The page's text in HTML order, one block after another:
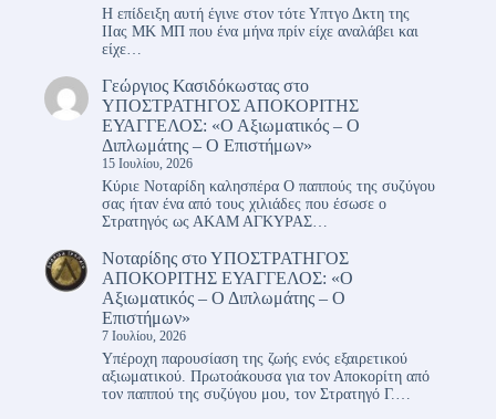
Η επίδειξη αυτή έγινε στον τότε Υπτγο Δκτη της
ΙΙας ΜΚ ΜΠ που ένα μήνα πρίν είχε αναλάβει και
είχε…
Γεώργιος Κασιδόκωστας στο
ΥΠΟΣΤΡΑΤΗΓΟΣ ΑΠΟΚΟΡΙΤΗΣ
ΕΥΑΓΓΕΛΟΣ: «Ο Αξιωματικός – Ο
Διπλωμάτης – Ο Επιστήμων»
15 Ιουλίου, 2026
Κύριε Νοταρίδη καλησπέρα Ο παππούς της συζύγου
σας ήταν ένα από τους χιλιάδες που έσωσε ο
Στρατηγός ως ΑΚΑΜ ΑΓΚΥΡΑΣ…
Νοταρίδης στοΥΠΟΣΤΡΑΤΗΓΟΣ
ΑΠΟΚΟΡΙΤΗΣ ΕΥΑΓΓΕΛΟΣ: «Ο
Αξιωματικός – Ο Διπλωμάτης – Ο
Επιστήμων»
7 Ιουλίου, 2026
Υπέροχη παρουσίαση της ζωής ενός εξαιρετικού
αξιωματικού. Πρωτοάκουσα για τον Αποκορίτη από
τον παππού της συζύγου μου, τον Στρατηγό Γ.…